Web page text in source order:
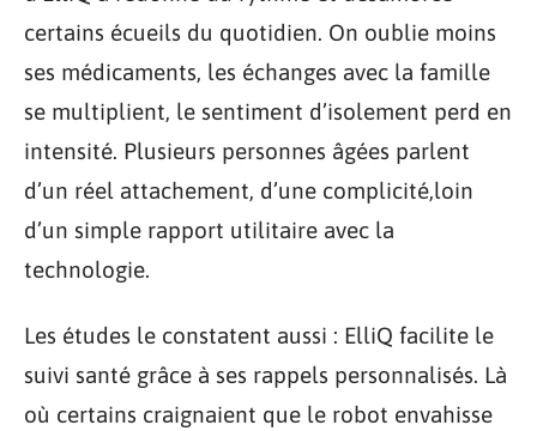
certains écueils du quotidien. On oublie moins
ses médicaments, les échanges avec la famille
se multiplient, le sentiment d’isolement perd en
intensité. Plusieurs personnes âgées parlent
d’un réel attachement, d’une complicité,loin
d’un simple rapport utilitaire avec la
technologie.
Les études le constatent aussi : ElliQ facilite le
suivi santé grâce à ses rappels personnalisés. Là
où certains craignaient que le robot envahisse